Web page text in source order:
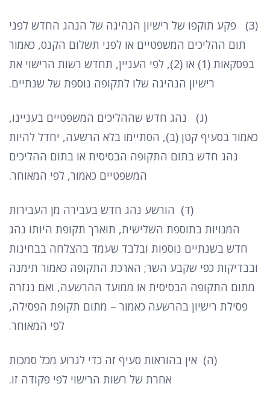
(3)
פקע תוקפו של רישיון הנהיגה של הנהג החדש לפני
תום ההליכים המשפטיים או לפני תשלום הקנס, כאמור
בפסקאות (1) או (2), לפי העניין, תחדש רשות הרישוי את
רישיון הנהיגה שלו לתקופה נוספת של שנתיים.
(ג) נהג חדש שההליכים המשפטיים בעניינו,
כאמור בסעיף קטן (ב), הסתיימו בלא הרשעה, יחדל להיות
נהג חדש בתום התקופה הבסיסית או בתום ההליכים
המשפטיים כאמור, לפי המאוחר.
(ד) הורשע נהג חדש בעבירה מן העבירות
המנויות בתוספת השלישית, תוארך תקופת היותו נהג
חדש בשנתיים נוספות ובלבד שעמד בהצלחה בבחינות
ובבדיקות כפי שקבע השר; הארכת התקופה כאמור תימנה
מתום התקופה הבסיסית או ממועד ההרשעה, ואם נגזרה
פסילת רישיון בהרשעה כאמור – מתום תקופת הפסילה,
לפי המאוחר.
(ה) אין בהוראות סעיף זה כדי לגרוע מכל סמכות
אחרת של רשות הרישוי לפי פקודה זו.